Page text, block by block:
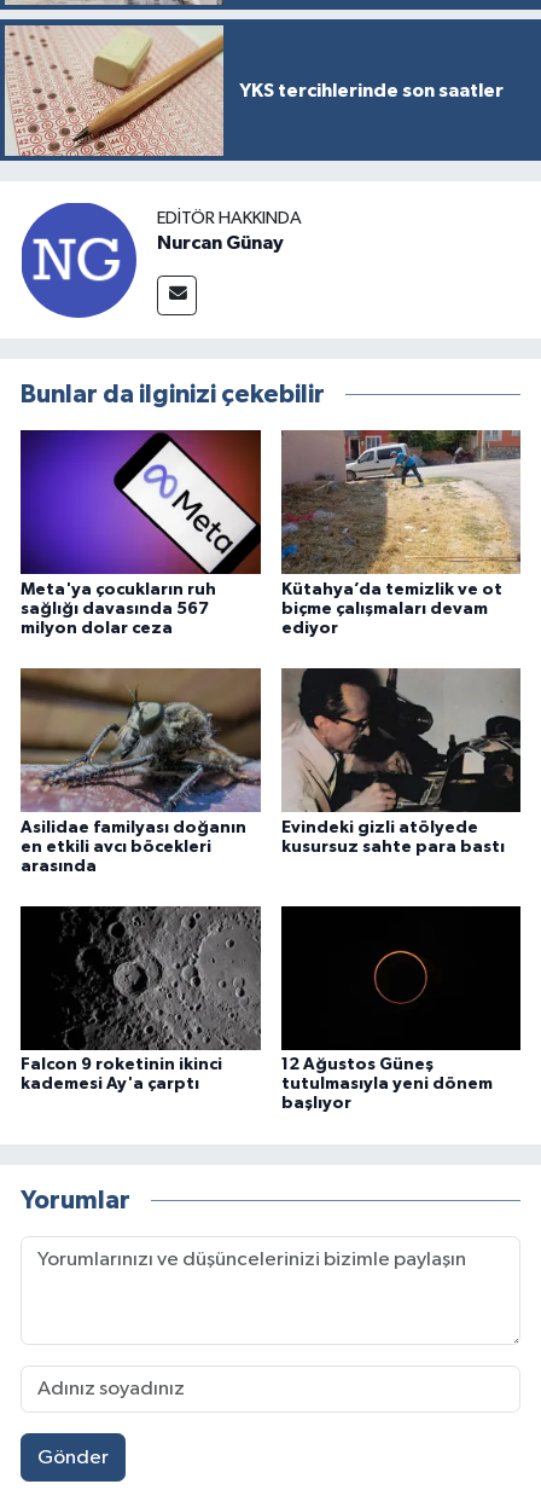
YKS tercihlerinde son saatler
EDITÖR HAKKINDA
Nurcan Günay
Bunlar da ilginizi çekebilir
Meta'ya çocukların ruh
sağlığı davasında 567
milyon dolar ceza
Kütahya’da temizlik ve ot
biçme çalışmaları devam
ediyor
Asilidae familyası doğanın
en etkili avcı böcekleri
arasında
Evindeki gizli atölyede
kusursuz sahte para bastı
Falcon 9 roketinin ikinci
kademesi Ay'a çarptı
12 Ağustos Güneş
tutulmasıyla yeni dönem
başlıyor
Yorumlar
Gönder